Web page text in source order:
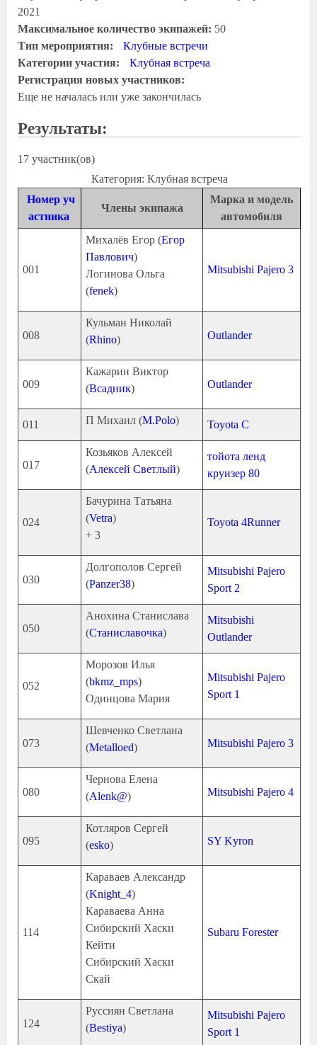
2021
Максимальное количество экипажей: 50
Тип мероприятия:
Клубные встречи
Категории участия:
Клубная встреча
Регистрация новых участников:
Еще не началась или уже закончилась
Результаты:
17 участник(ов)
Категория: Клубная встреча
Номер уч
астника
Члены экипажа
Марка и модель
автомобиля
001
Михалёв Егор (Егор
Павлович)
Логинова Ольга
(fenek)
Mitsubishi Pajero 3
008
Кульман Николай
(Rhino) Outlander
009
Кажарин Виктор
(Всадник) Outlander
011 П Михаил (M.Polo) Toyota С
017
Козьяков Алексей
(Алексей Светлый)
тойота ленд
круизер 80
024
Бачурина Татьяна
(Vetra)
+ 3
Toyota 4Runner
030
Долгополов Сергей
(Panzer38)
Mitsubishi Pajero
Sport 2
050
Анохина Станислава
(Станиславочка)
Mitsubishi
Outlander
052
Морозов Илья
(bkmz_mps)
Одинцова Мария
Mitsubishi Pajero
Sport 1
073
Шевченко Светлана
(Metalloed) Mitsubishi Pajero 3
080
Чернова Елена
(Alenk@) Mitsubishi Pajero 4
095
Котляров Сергей
(esko) SY Kyron
114
Караваев Александр
(Knight_4)
Караваева Анна
Сибирский Хаски
Кейти
Сибирский Хаски
Скай
Subaru Forester
124
Руссиян Светлана
(Bestiya)
Mitsubishi Pajero
Sport 1